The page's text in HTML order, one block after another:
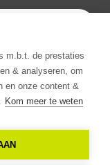
en je kan je ook
communicatie van
m.b.t. de prestaties
& analyseren, om
en onze content &
Kom meer te weten